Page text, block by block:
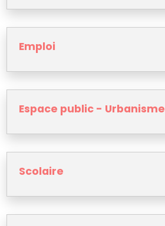
Emploi
Espace public - Urbanisme
Scolaire